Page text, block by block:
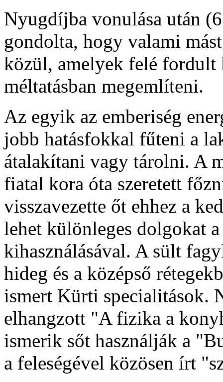
Nyugdíjba vonulása után
gondolta, hogy valami
közül, amelyek felé fordult
méltatásban megemlíteni.
Az egyik az emberiség
jobb hatásfokkal fűteni a
átalakítani vagy tárolni. A
fiatal kora óta szeretett
visszavezette őt ehhez a
lehet különleges dolgokat
kihasználásával. A sült
hideg és a középső
ismert Kürti specialitások.
elhangzott "A fizika a
ismerik sőt használják a
a feleségével közösen írt